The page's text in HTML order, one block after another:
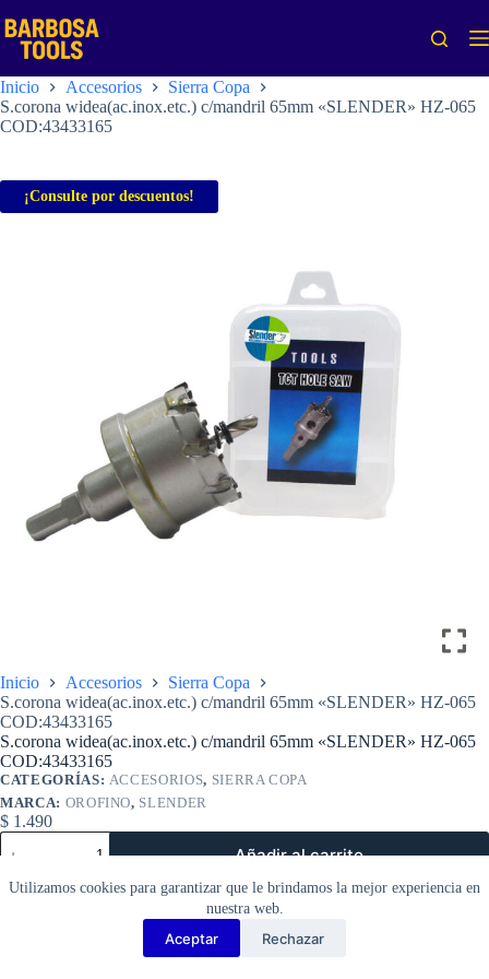
al
contenido
Utilizamos cookies para garantizar que le brindamos la mejor experiencia en
nuestra web.
Aceptar Rechazar
Inicio Accesorios
Sierra Copa
S.corona widea(ac.inox.etc.) c/mandril 65mm «SLENDER» HZ-065
COD:43433165
¡Consulte por descuentos!
Inicio Accesorios
Sierra Copa
S.corona widea(ac.inox.etc.) c/mandril 65mm «SLENDER» HZ-065
COD:43433165
S.corona widea(ac.inox.etc.) c/mandril 65mm «SLENDER» HZ-065
COD:43433165
CATEGORÍAS: ACCESORIOS, SIERRA COPA
MARCA: OROFINO, SLENDER
$ 1.490
S.corona
widea(ac.inox.etc.)
65mm
Añadir al carrito
Copyright Barbosa Tools©